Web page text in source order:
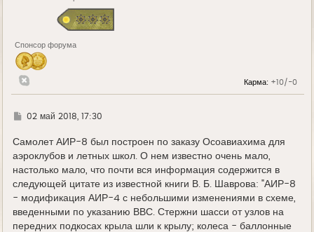
Спонсор форума
Карма: +10/-0
Г02 май 2018, 17:30
Самолет АИР-8 был построен по заказу Осоавиахима для
аэроклубов и летных школ. О нем известно очень мало,
настолько мало, что почти вся информация содержится в
следующей цитате из известной книги В. Б. Шаврова: "АИР-8
- модификация АИР-4 с небольшими изменениями в схеме,
введенными по указанию ВВС. Стержни шасси от узлов на
передних подкосах крыла шли к крылу; колеса - баллонные